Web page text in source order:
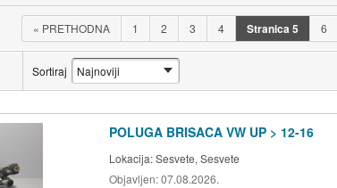
« PRETHODNA 1 2 3 4 Stranica5 6
Sortiraj
POLUGA BRISACA VW UP > 12-16
Lokacija:Sesvete, Sesvete
Objavljen:07.08.2026.